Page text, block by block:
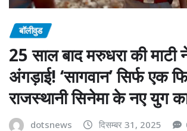
बॉलीवुड
25 साल बाद मरुधरा की माटी
अंगड़ाई! ‘सागवान’ सिर्फ एक
राजस्थानी सिनेमा के नए युग
dotsnews दिसम्बर 31, 2025